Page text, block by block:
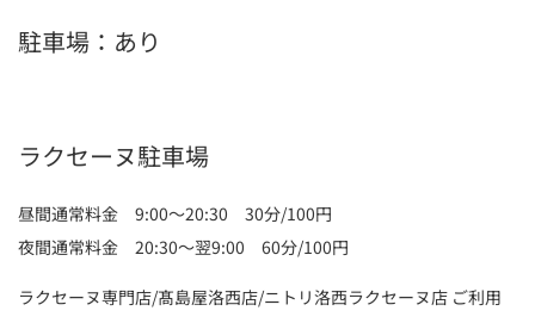
駐車場：あり
ラクセーヌ駐車場
昼間通常料金 9:00～20:30 30分/100円
夜間通常料金 20:30～翌9:00 60分/100円
ラクセーヌ専門店/髙島屋洛西店/ニトリ洛西ラクセーヌ店 ご利用